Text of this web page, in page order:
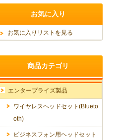
お気に入り
お気に入りリストを見る
商品カテゴリ
エンタープライズ製品
ワイヤレスヘッドセット(Blueto
oth)
ビジネスフォン用ヘッドセット